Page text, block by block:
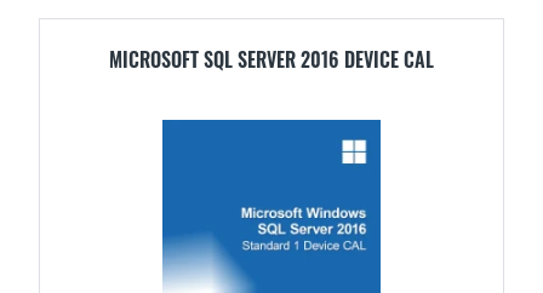
MICROSOFT SQL SERVER 2016 DEVICE CAL